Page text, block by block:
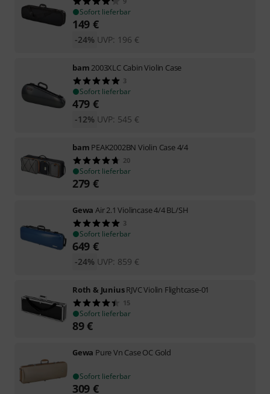
Sofort lieferbar
149 €
UVP: 196 €
-24%
bam 2003XLC Cabin Violin Case
3
Sofort lieferbar
479 €
UVP: 545 €
-12%
bam PEAK2002BN Violin Case 4/4
20
Sofort lieferbar
279 €
Gewa Air 2.1 Violincase 4/4 BL/SH
3
Sofort lieferbar
649 €
UVP: 859 €
-24%
Roth & JuniusRJVC Violin Flightcase-01
15
Sofort lieferbar
89€
Gewa Pure Vn Case OC Gold
Sofort lieferbar
309 €